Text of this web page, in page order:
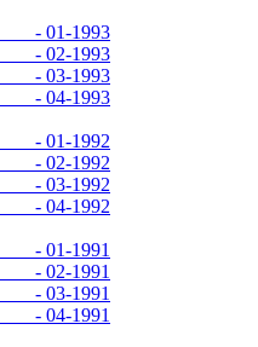
1993
1993
1993
1993
1992
1992
1992
1992
1991
1991
1991
1991